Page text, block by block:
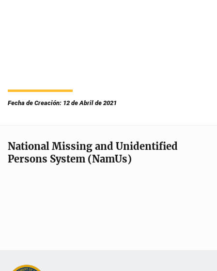
Fecha de Creación: 12 de Abril de 2021
National Missing and Unidentified
Persons System (NamUs)